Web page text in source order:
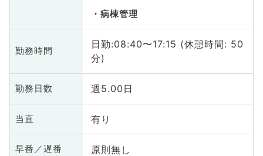
病棟管理
勤務時間
日勤:08:40〜17:15 (休憩時間: 50
分)
勤務日数 週5.00日
当直 有り
早番／遅番 原則無し